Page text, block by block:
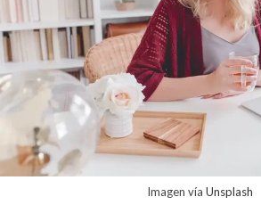
Imagen vía Unsplash